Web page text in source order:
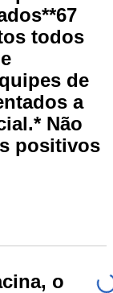
todos
de
a
Não
positivos
o